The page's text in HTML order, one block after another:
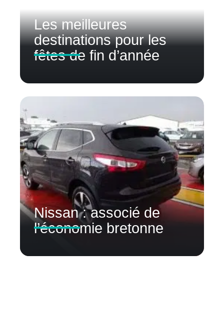
Les meilleures
destinations pour les
fêtes de fin d’année
Nissan : associé de
l’économie bretonne